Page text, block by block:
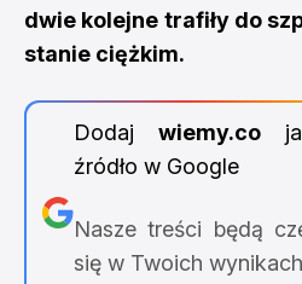
dwie kolejne trafiły do
stanie ciężkim.
Dodaj wiemy.co
źródło w Google
Nasze treści będą
się w Twoich